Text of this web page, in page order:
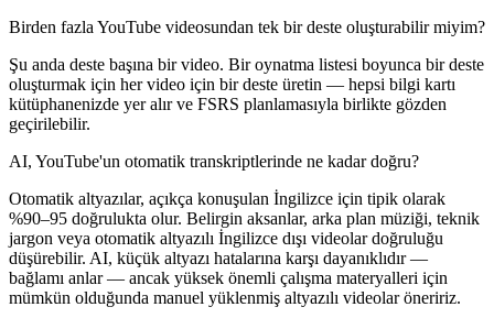
Birden fazla YouTube videosundan tek bir deste oluşturabilir miyim?
Şu anda deste başına bir video. Bir oynatma listesi boyunca bir deste
oluşturmak için her video için bir deste üretin — hepsi bilgi kartı
kütüphanenizde yer alır ve FSRS planlamasıyla birlikte gözden
geçirilebilir.
AI, YouTube'un otomatik transkriptlerinde ne kadar doğru?
Otomatik altyazılar, açıkça konuşulan İngilizce için tipik olarak
%90–95 doğrulukta olur. Belirgin aksanlar, arka plan müziği, teknik
jargon veya otomatik altyazılı İngilizce dışı videolar doğruluğu
düşürebilir. AI, küçük altyazı hatalarına karşı dayanıklıdır —
bağlamı anlar — ancak yüksek önemli çalışma materyalleri için
mümkün olduğunda manuel yüklenmiş altyazılı videolar öneririz.